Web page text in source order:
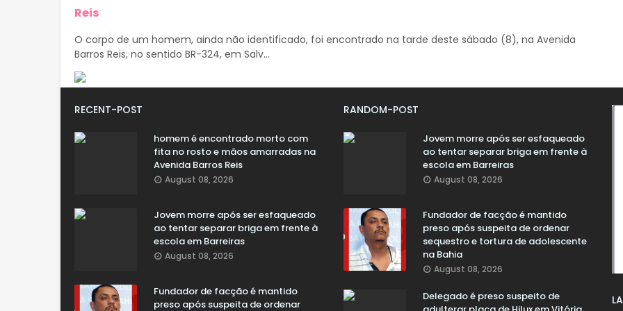
Reis
O corpo de um homem, ainda não identificado, foi encontrado na tarde deste sábado (8), na Avenida
Barros Reis, no sentido BR-324, em Salv...
RECENT-POST
homem é encontrado morto com
fita no rosto e mãos amarradas na
Avenida Barros Reis
August 08, 2026
Jovem morre após ser esfaqueado
ao tentar separar briga em frente à
escola em Barreiras
August 08, 2026
Fundador de facção é mantido
preso após suspeita de ordenar
RANDOM-POST
Jovem morre após ser esfaqueado
ao tentar separar briga em frente à
escola em Barreiras
August 08, 2026
Fundador de facção é mantido
preso após suspeita de ordenar
sequestro e tortura de adolescente
na Bahia
August 08, 2026
Delegado é preso suspeito de